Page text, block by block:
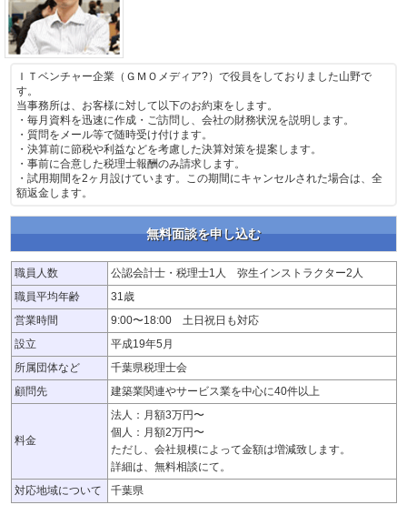
ＩＴベンチャー企業（ＧＭＯメディア?）で役員をしておりました山野で
す。
当事務所は、お客様に対して以下のお約束をします。
・毎月資料を迅速に作成・ご訪問し、会社の財務状況を説明します。
・質問をメール等で随時受け付けます。
・決算前に節税や利益などを考慮した決算対策を提案します。
・事前に合意した税理士報酬のみ請求します。
・試用期間を2ヶ月設けています。この期間にキャンセルされた場合は、全
額返金します。
無料面談を申し込む
職員人数
公認会計士・税理士1人 弥生インストラクター2人
職員平均年齢
31歳
営業時間
9:00〜18:00 土日祝日も対応
設立
平成19年5月
所属団体など
千葉県税理士会
顧問先
建築業関連やサービス業を中心に40件以上
料金
法人：月額3万円〜
個人：月額2万円〜
ただし、会社規模によって金額は増減致します。
詳細は、無料相談にて。
対応地域について
千葉県